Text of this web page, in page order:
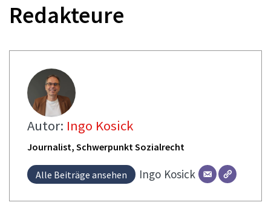
Redakteure
Autor: Ingo Kosick
Journalist, Schwerpunkt Sozialrecht
Alle Beiträge ansehen Ingo Kosick